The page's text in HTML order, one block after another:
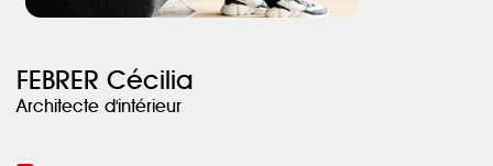
FEBRER Cécilia
Architecte d'intérieur